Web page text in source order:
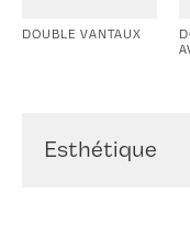
DOUBLE VANTAUX
Esthétique